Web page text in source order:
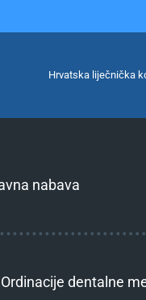
Hrvatska liječnička
nabava
Ordinacije dentalne